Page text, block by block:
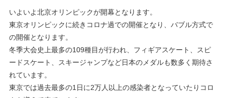
いよいよ北京オリンピックが開幕となります。
東京オリンピックに続きコロナ過での開催となり、バブル方式で
の開催となります。
冬季大会史上最多の109種目が行われ、フィギアスケート、スピ
ードスケート、スキージャンプなど日本のメダルも数多く期待さ
れています。
東京では過去最多の1日に2万人以上の感染者となっていたりコロ